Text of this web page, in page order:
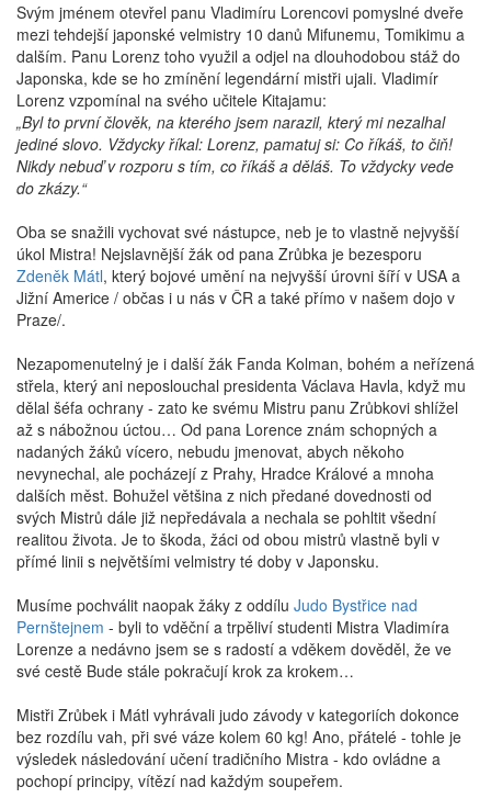
Svým jménem otevřel panu Vladimíru Lorencovi pomyslné dveře
mezi tehdejší japonské velmistry 10 danů Mifunemu, Tomikimu a
dalším. Panu Lorenz toho využil a odjel na dlouhodobou stáž do
Japonska, kde se ho zmínění legendární mistři ujali. Vladimír
Lorenz vzpomínal na svého učitele Kitajamu:
„Byl to první člověk, na kterého jsem narazil, který mi nezalhal
jediné slovo. Vždycky říkal: Lorenz, pamatuj si: Co říkáš, to čiň!
Nikdy nebuď v rozporu s tím, co říkáš a děláš. To vždycky vede
do zkázy.“
Oba se snažili vychovat své nástupce, neb je to vlastně nejvyšší
úkol Mistra! Nejslavnější žák od pana Zrůbka je bezesporu
Zdeněk Mátl, který bojové umění na nejvyšší úrovni šíří v USA a
Jižní Americe / občas i u nás v ČR a také přímo v našem dojo v
Praze/.
Nezapomenutelný je i další žák Fanda Kolman, bohém a neřízená
střela, který ani neposlouchal presidenta Václava Havla, když mu
dělal šéfa ochrany - zato ke svému Mistru panu Zrůbkovi shlížel
až s nábožnou úctou… Od pana Lorence znám schopných a
nadaných žáků vícero, nebudu jmenovat, abych někoho
nevynechal, ale pocházejí z Prahy, Hradce Králové a mnoha
dalších měst. Bohužel většina z nich předané dovednosti od
svých Mistrů dále již nepředávala a nechala se pohltit všední
realitou života. Je to škoda, žáci od obou mistrů vlastně byli v
přímé linii s největšími velmistry té doby v Japonsku.
Musíme pochválit naopak žáky z oddílu Judo Bystřice nad
Pernštejnem - byli to vděční a trpěliví studenti Mistra Vladimíra
Lorenze a nedávno jsem se s radostí a vděkem dověděl, že ve
své cestě Bude stále pokračují krok za krokem…
Mistři Zrůbek i Mátl vyhrávali judo závody v kategoriích dokonce
bez rozdílu vah, při své váze kolem 60 kg! Ano, přátelé - tohle je
výsledek následování učení tradičního Mistra - kdo ovládne a
pochopí principy, vítězí nad každým soupeřem.